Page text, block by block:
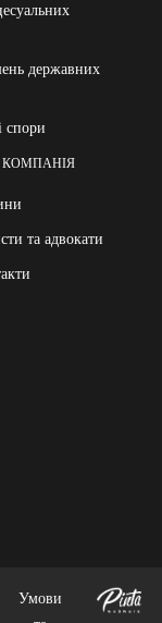
державних
спори
та адвокати
Умови